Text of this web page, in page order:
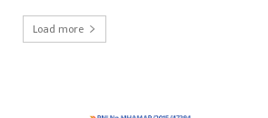
Load more